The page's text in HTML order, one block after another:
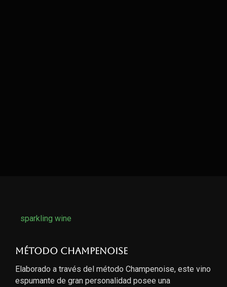
sparkling wine
Método Champenoise
Elaborado a través del método Champenoise, este vino
espumante de gran personalidad posee una